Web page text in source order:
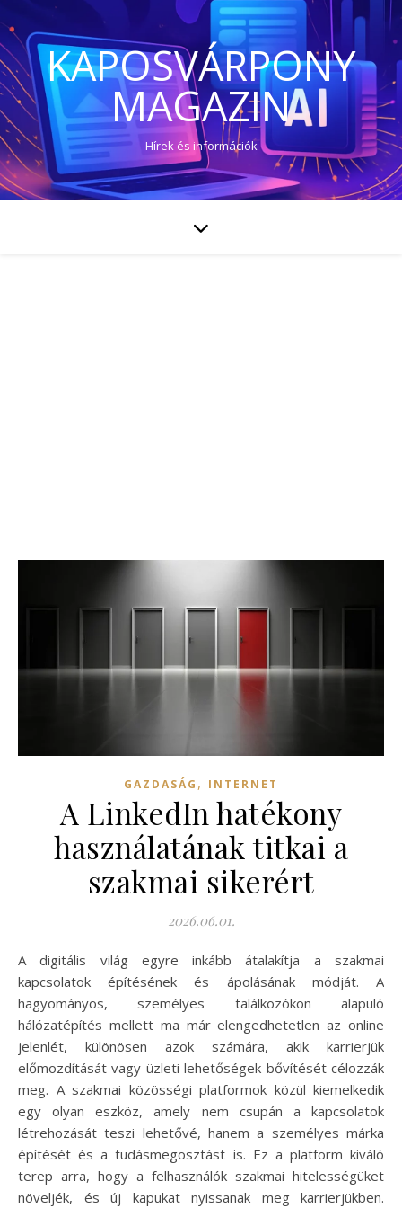
KAPOSVÁRPONY
MAGAZIN
Hírek és információk
GAZDASÁG , INTERNET
A LinkedIn hatékony
használatának titkai a
szakmai sikerért
2026.06.01.
A digitális világ egyre inkább átalakítja a szakmai
kapcsolatok építésének és ápolásának módját. A
hagyományos, személyes találkozókon alapuló
hálózatépítés mellett ma már elengedhetetlen az online
jelenlét, különösen azok számára, akik karrierjük
előmozdítását vagy üzleti lehetőségek bővítését célozzák
meg. A szakmai közösségi platformok közül kiemelkedik
egy olyan eszköz, amely nem csupán a kapcsolatok
létrehozását teszi lehetővé, hanem a személyes márka
építését és a tudásmegosztást is. Ez a platform kiváló
terep arra, hogy a felhasználók szakmai hitelességüket
növeljék, és új kapukat nyissanak meg karrierjükben.